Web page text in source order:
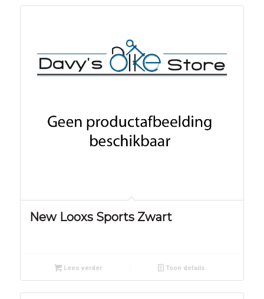
New Looxs Sports Zwart
Lees verder Toon details